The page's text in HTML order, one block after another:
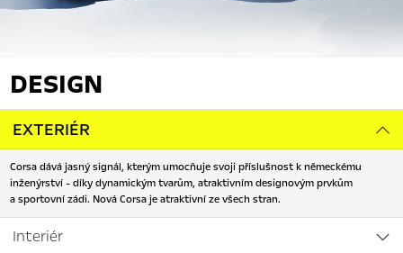
DESIGN
EXTERIÉR
Corsa dává jasný signál, kterým umocňuje svoji příslušnost k německému
inženýrství - díky dynamickým tvarům, atraktivním designovým prvkům
a sportovní zádi. Nová Corsa je atraktivní ze všech stran.
Interiér